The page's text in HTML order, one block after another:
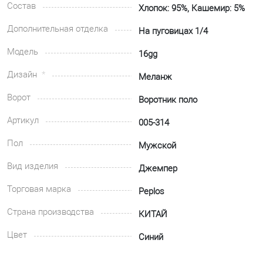
Состав
Хлопок: 95%, Кашемир: 5%
Дополнительная отделка
На пуговицах 1/4
Модель
16gg
Дизайн
Меланж
Ворот
Воротник поло
Артикул
005-314
Пол
Мужской
Вид изделия
Джемпер
Торговая марка
Peplos
Страна производства
КИТАЙ
Цвет
Синий